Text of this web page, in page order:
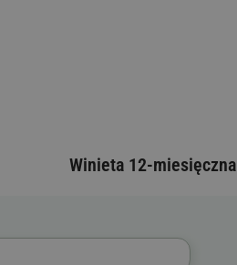
Winieta 12-miesięczna